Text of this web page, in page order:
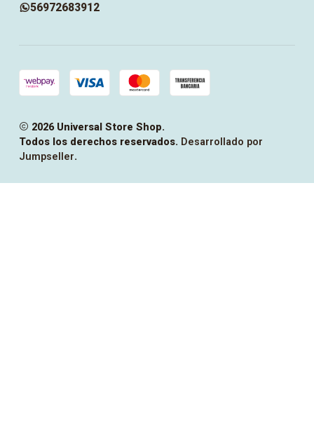
56972683912
2026 Universal Store Shop.
Todos los derechos reservados. Desarrollado por
Jumpseller.